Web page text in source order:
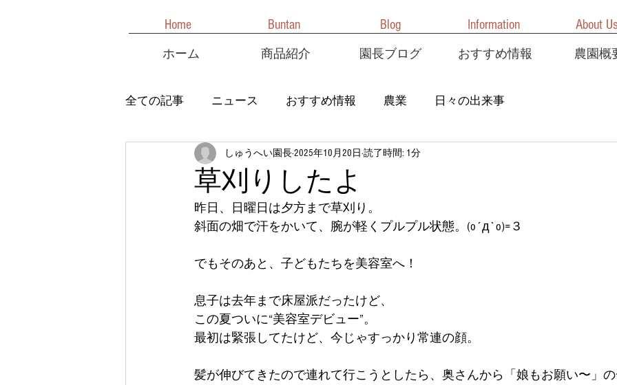
ホーム 商品紹介 園長ブログ おすすめ情報 農園概
Home About
Information
Blog
Buntan
全ての記事 ニュース おすすめ情報 農業 日々の出来事
草刈りしたよ
しゅうへい園長2025年10月20日 読了時間: 1分
昨日、日曜日は夕方まで草刈り。
斜面の畑で汗をかいて、腕が軽くプルプル状態。(o´д`o)=３
でもそのあと、子どもたちを美容室へ！
息子は去年まで床屋派だったけど、
この夏ついに“美容室デビュー”。
最初は緊張してたけど、今じゃすっかり常連の顔。
髪が伸びてきたので連れて行こうとしたら、奥さんから「娘もお願い〜」